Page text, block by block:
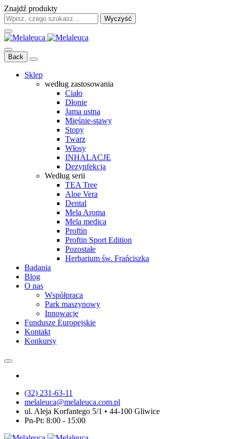
Znajdź produkty
Wyczyść
Back
Sklep
według zastosowania
Ciało
Dłonie
Jama ustna
Mięśnie-stawy
Stopy
Twarz
Włosy
INHALACJE
Dezynfekcja
Według serii
TEA Tree
Aloe Vera
Dental
Mela Aroma
Mela medica
Proftin
Proftin Sport Edition
Pozostałe
Herbarium św. Frańciszka
Badania
Blog
O nas
Współpraca
Park maszynowy
Innowacje
Fundusze Europejskie
Kontakt
Konkursy
(32) 231-63-11
melaleuca@melaleuca.com.pl
ul. Aleja Korfantego 5/1 • 44-100 Gliwice
Pn-Pt: 8:00 - 15:00